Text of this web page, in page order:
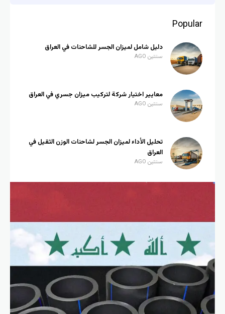
Popular
دليل شامل لميزان الجسر للشاحنات في العراق
سنتين AGO
معايير اختيار شركة لتركيب ميزان جسري في العراق
سنتين AGO
تحليل الأداء لميزان الجسر لشاحنات الوزن الثقيل في
العراق
سنتين AGO